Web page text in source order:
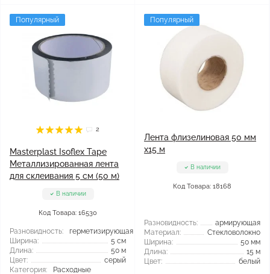
Популярный
2
Masterplast Isoflex Tape
Металлизированная лента
для склеивания 5 см (50 м)
В наличии
Код Товара: 16530
Разновидность:
герметизирующая
Ширина:
5 см
Длина:
50 м
Цвет:
серый
Категория:
Расходные
Популярный
Лента флизелиновая 50 мм
х15 м
В наличии
Код Товара: 18168
Разновидность:
армирующая
Материал:
Стекловолокно
Ширина:
50 мм
Длина:
15 м
Цвет:
белый